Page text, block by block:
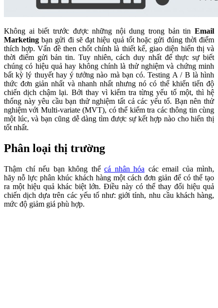
Không ai biết trước được những nội dung trong bản tin Email
Marketingbạn gửi đi sẽ đạt hiệu quả tốt hoặc gửi đúng thời điểm
thích hợp. Vấn đề then chốt chính là thiết kế, giao diện hiển thị và
thời điểm gửi bản tin. Tuy nhiên, cách duy nhất để thực sự biết
chúng có hiệu quả hay không chính là thử nghiệm và chứng minh
bất kỳ lý thuyết hay ý tưởng nào mà bạn có. Testing A / B là hình
thức đơn giản nhất và nhanh nhất nhưng nó có thể khiến tiến độ
chiến dịch chậm lại. Bởi thay vì kiểm tra từng yếu tố một, thì hệ
thống này yêu cầu bạn thử nghiệm tất cả các yếu tổ. Bạn nên thử
nghiệm với Multi-variate (MVT), có thể kiểm tra các thông tin cùng
một lúc, và bạn cũng dễ dàng tìm được sự kết hợp nào cho hiển thị
tốt nhất.
Phân loại thị trường
Thậm chí nếu bạn không thể cá nhân hóa các email của mình,
hãy nỗ lực phân khúc khách hàng một cách đơn giản để có thể tạo
ra một hiệu quả khác biệt lớn. Điều này có thể thay đổi hiệu quả
chiến dịch dựa trên các yếu tố như: giới tính, nhu cầu khách hàng,
mức độ giảm giá phù hợp.